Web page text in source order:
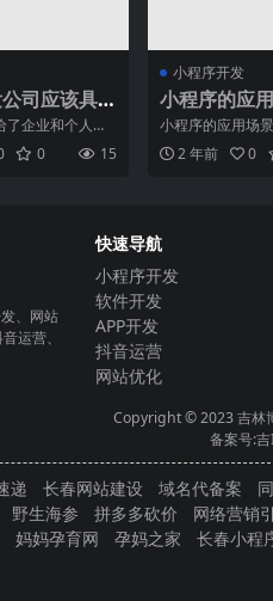
司应该具
有哪些？
了企业和个人提
捷的途径来开发
程序。作
0 15
小程序开发
小程序的应
势有哪些？
小程序的应用场
动互联网的快速
为一种全新的应用
2 年前 0
、网站
运营、
快速导航
小程序开发
软件开发
APP开发
抖音运营
网站优化
Copyright © 2023吉林
备案号:
递 长春网站建设 域名代备案
野生海参 拼多多砍价 网络营销
妈妈孕育网 孕妈之家 长春小程